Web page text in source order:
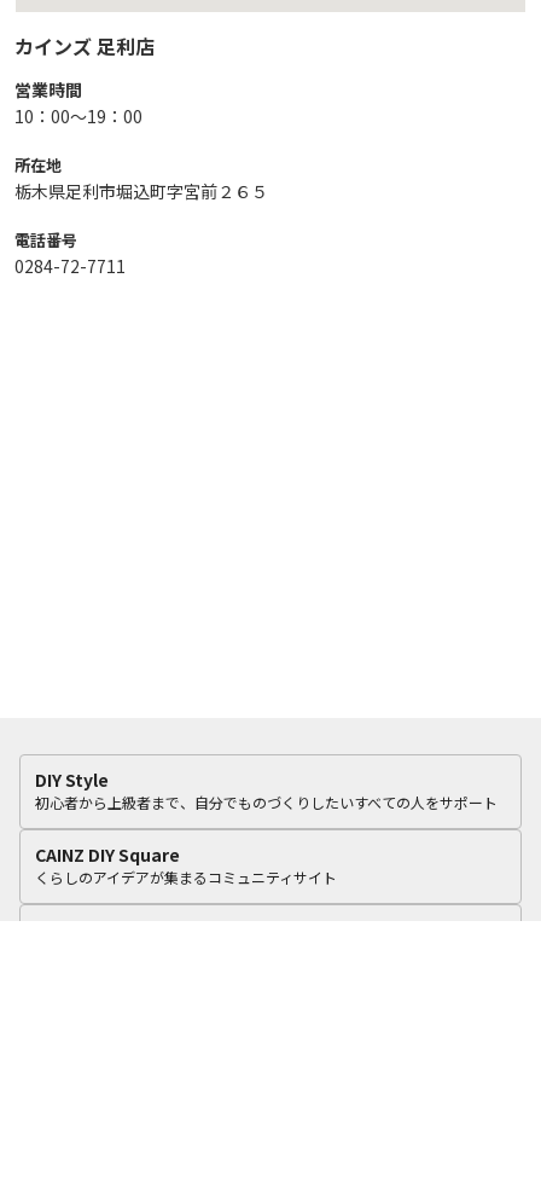
カインズ 足利店
営業時間
10：00～19：00
所在地
栃木県足利市堀込町字宮前２６５
電話番号
0284-72-7711
DIY Style
初心者から上級者まで、自分でものづくりしたいすべての人をサポート
CAINZ DIY Square
くらしのアイデアが集まるコミュニティサイト